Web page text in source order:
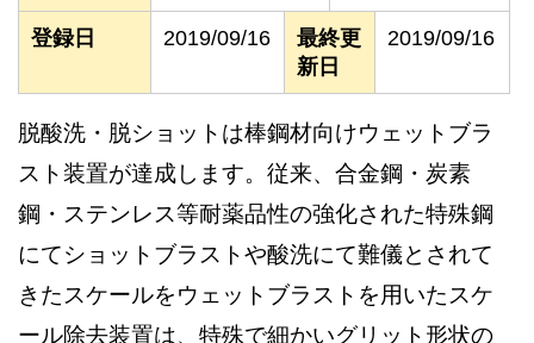
登録日 2019/09/16
最終更
新日
2019/09/16
脱酸洗・脱ショットは棒鋼材向けウェットブラ
スト装置が達成します。従来、合金鋼・炭素
鋼・ステンレス等耐薬品性の強化された特殊鋼
にてショットブラストや酸洗にて難儀とされて
きたスケールをウェットブラストを用いたスケ
ール除去装置は、特殊で細かいグリット形状の